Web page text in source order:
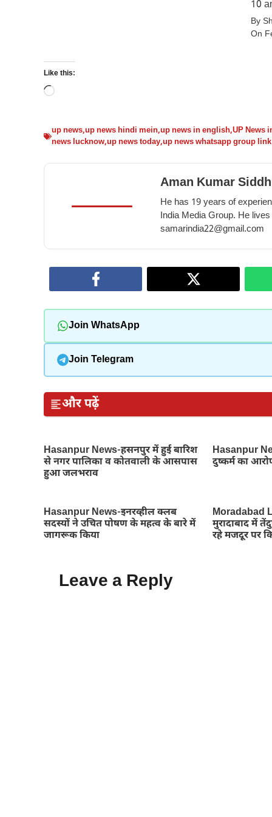
of
eating
beetroot
के
10
गज़ब
फायदे
10
in
winter
10
By
On
Like this:
Loading…
up news,up news hindi mein,up news in english,UP News
news lucknow,up news today,up news whatsapp group link
Aman Kumar
He has 19 years of
India Media Group. He
samarindia22@gmail.com
Join WhatsApp
Join Telegram
और पढ़ें
Hasanpur News-हसनपुर में हुई बारिश
से नगर पालिका व कोतवाली के आसपास
हुआ जलभराव
Hasanpur
दुष्कर्म का
Hasanpur News-इनरव्हील क्लब
सदस्यों ने उचित पोषण के महत्व के बारे में
जागरूक किया
Moradabad
मुरादाबाद में
रहे मजदूर पर
Leave a Reply